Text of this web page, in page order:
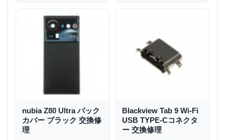
nubia Z80 Ultra バック
カバー ブラック 交換修
理
Blackview Tab 9 Wi-Fi
USB TYPE-Cコネクタ
ー 交換修理